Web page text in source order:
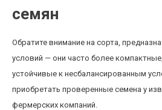
семян
Обратите внимание на сорта,
условий — они часто более
устойчивые к несбалансированным
приобретать проверенные семена у
фермерских компаний.